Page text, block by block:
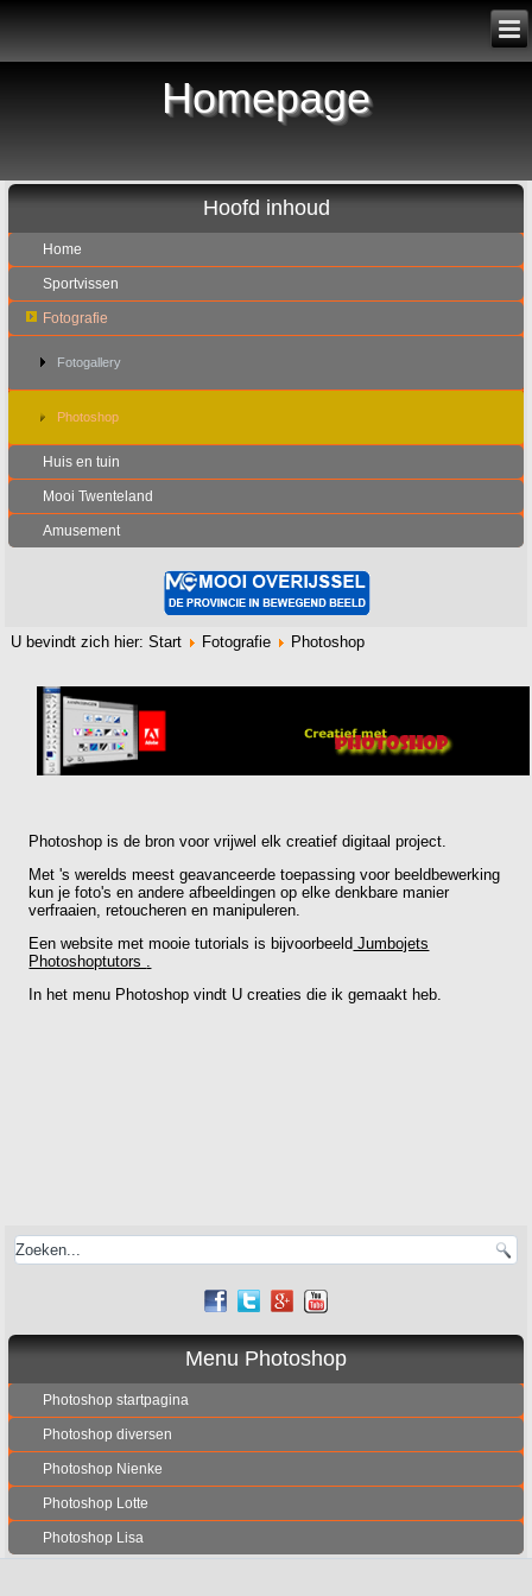
Homepage
Hoofd inhoud
Home
Sportvissen
Fotografie
Fotogallery
Photoshop
Huis en tuin
Mooi Twenteland
Amusement
U bevindt zich hier:Start Fotografie Photoshop
Photoshop is de bron voor vrijwel elk creatief digitaal project.
Met 's werelds meest geavanceerde toepassing voor beeldbewerking
kun je foto's en andere afbeeldingen op elke denkbare manier
verfraaien, retoucheren en manipuleren.
Een website met mooie tutorials is bijvoorbeeld Jumbojets
Photoshoptutors
In het menu Photoshop vindt U creaties die ik gemaakt heb.
Menu Photoshop
Photoshop startpagina
Photoshop diversen
Photoshop Nienke
Photoshop Lotte
Photoshop Lisa